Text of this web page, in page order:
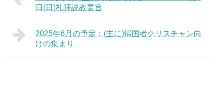
日(日)礼拝説教要旨
2025年6月の予定：(主に)帰国者クリスチャン向
けの集まり